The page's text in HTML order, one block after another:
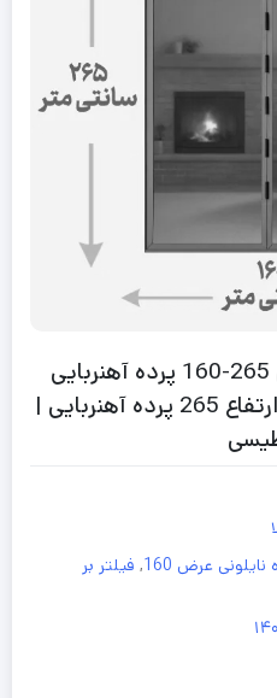
پرده نایلونی مغناطیسی 265-160 پرده آهنربایی
پلاستیکی با عرض 160 و ارتفاع 265 پرده آهنربایی |
نایلونی عرض 160 , فیلتر بر